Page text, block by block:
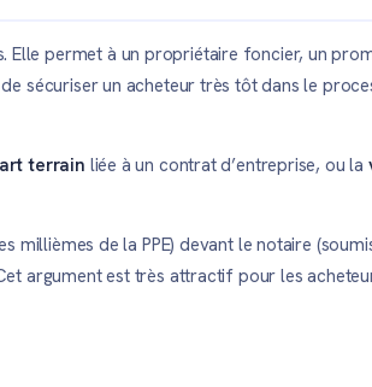
Elle permet à un propriétaire foncier, un
sécuriser un acheteur très tôt dans le
terrain liée à un contrat d’entreprise, ou la
de la PPE) devant le notaire
argument est très attractif pour les